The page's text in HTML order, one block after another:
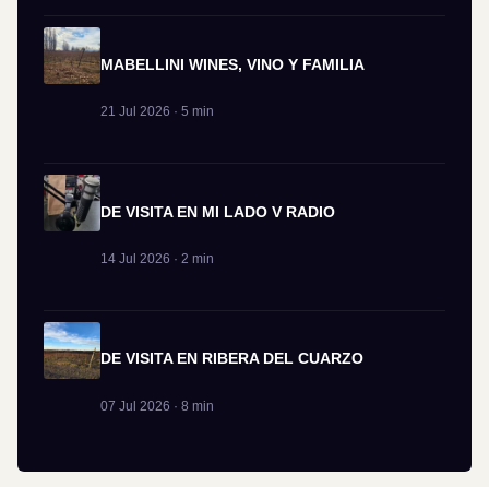
MABELLINI WINES, VINO Y FAMILIA
21 Jul 2026 · 5 min
DE VISITA EN MI LADO V RADIO
14 Jul 2026 · 2 min
DE VISITA EN RIBERA DEL CUARZO
07 Jul 2026 · 8 min